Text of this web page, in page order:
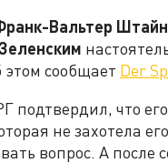
Вальтер
сообщает Der
подтвердил, что
не захотела
вопрос. А после